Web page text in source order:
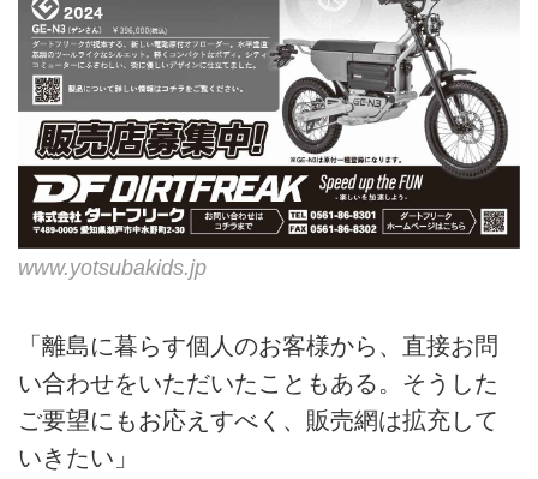
www.yotsubakids.jp
「離島に暮らす個人のお客様から、直接お問
い合わせをいただいたこともある。そうした
ご要望にもお応えすべく、販売網は拡充して
いきたい」